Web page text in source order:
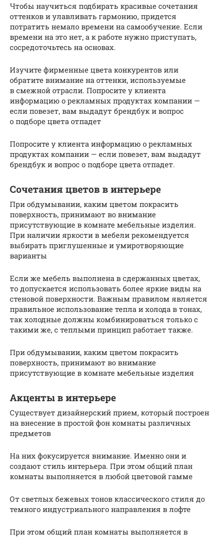
Чтобы научиться подбирать красивые сочетания
оттенков и улавливать гармонию, придется
потратить немало времени на самообучение. Если
времени на это нет, а к работе нужно приступать,
сосредоточьтесь на основах.
Изучите фирменные цвета конкурентов или
обратите внимание на оттенки, используемые
в смежной отрасли. Попросите у клиента
информацию о рекламных продуктах компании —
если повезет, вам выдадут брендбук и вопрос
о подборе цвета отпадет
Попросите у клиента информацию о рекламных
продуктах компании — если повезет, вам выдадут
брендбук и вопрос о подборе цвета отпадет.
Сочетания цветов в интерьере
При обдумывании, каким цветом покрасить
поверхность, принимают во внимание
присутствующие в комнате мебельные изделия.
При наличии яркости в мебели рекомендуется
выбирать приглушенные и умиротворяющие
варианты
Если же мебель выполнена в сдержанных цветах,
то допускается использовать более яркие виды на
стеновой поверхности. Важным правилом является
правильное использование тепла и холода в тонах,
так холодные должны комбинироваться только с
такими же, с теплыми принцип работает также.
При обдумывании, каким цветом покрасить
поверхность, принимают во внимание
присутствующие в комнате мебельные изделия
Акценты в интерьере
Существует дизайнерский прием, который построен
на внесение в простой фон комнаты различных
предметов
На них фокусируется внимание. Именно они и
создают стиль интерьера. При этом общий план
комнаты выполняется в любой цветовой гамме
От светлых бежевых тонов классического стиля до
темного индустриального направления в лофте
При этом общий план комнаты выполняется в